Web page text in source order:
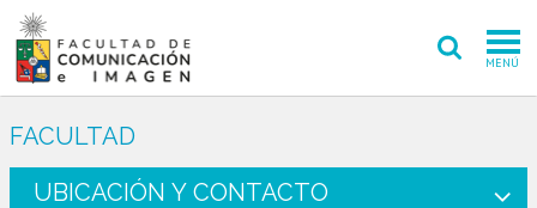
MENÚ
FACULTAD
UBICACIÓN Y CONTACTO